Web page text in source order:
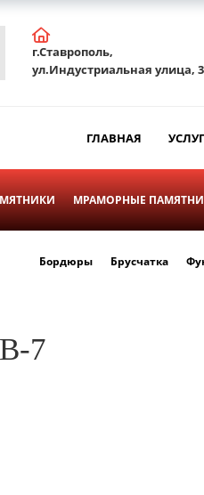
г.Ставрополь,
ул.Индустриальная улица,
ГЛАВНАЯ
МРАМОРНЫЕ
Бордюры Брусчатка
7